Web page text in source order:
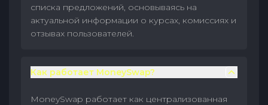
списка предложений, основываясь на
актуальной информации о курсах, комиссиях и
отзывах пользователей.
Как работает MoneySwap?
MoneySwap работает как централизованная